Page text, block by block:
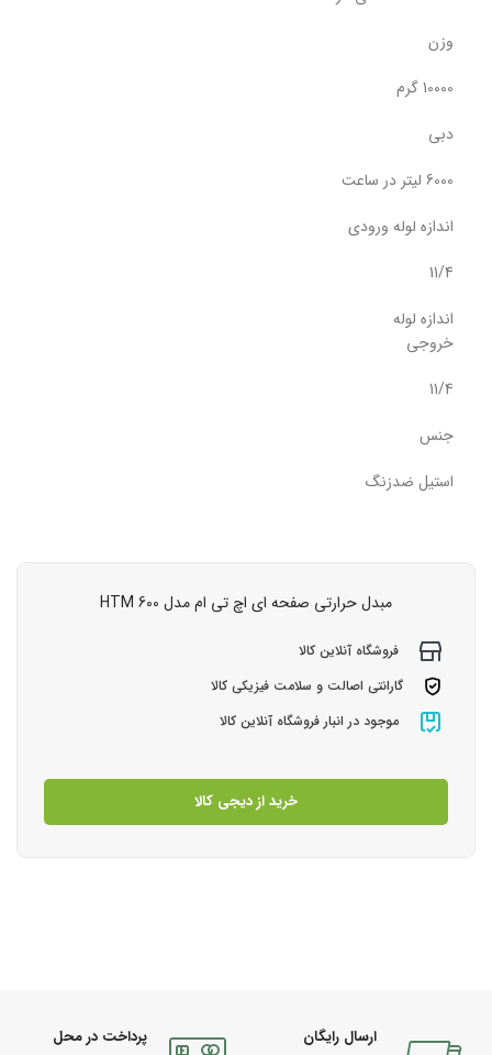
وزن
10000 گرم
دبی
6000 لیتر در ساعت
اندازه لوله ورودی
11/4
اندازه لوله
خروجی
11/4
جنس
استیل ضدزنگ
مبدل حرارتی صفحه ای اچ تی ام مدل HTM 600
فروشگاه آنلاین کالا
گارانتی اصالت و سلامت فیزیکی کالا
موجود در انبار فروشگاه آنلاین کالا
خرید از دیجی کالا
ارسال رایگان پرداخت در محل